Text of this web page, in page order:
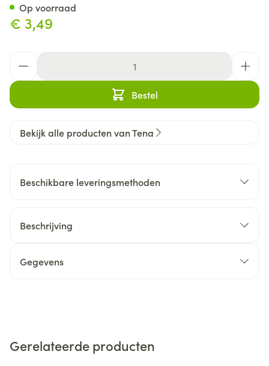
€ 3,49
Bestel
Op voorraad
Bekijk alle producten van Tena
Beschikbare leveringsmethoden
Beschrijving
Gegevens
Gerelateerde producten